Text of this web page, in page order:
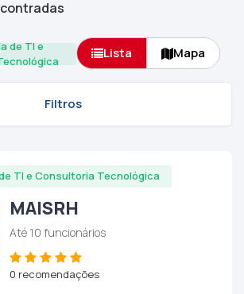
de TI e
Lista Mapa
Filtros
TI e Consultoria Tecnológica
MAISRH
Até 10 funcionários
0 recomendações